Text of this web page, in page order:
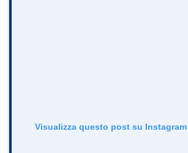
Visualizza questo post su Instagram